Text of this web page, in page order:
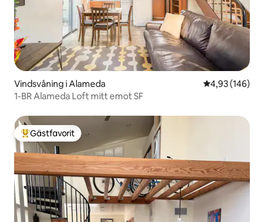
Vindsvåning i Alameda 4,93 av 5 i
4,93 (146)
1-BR Alameda Loft mitt emot SF
Populär gästfavorit
Gästfavorit